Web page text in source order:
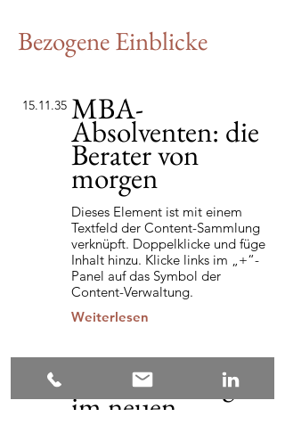
Bezogene Einblicke
15.11.35 MBA-
Absolventen: die
Berater von
morgen
Dieses Element ist mit einem
Textfeld der Content-Sammlung
verknüpft. Doppelklicke und füge
Inhalt hinzu. Klicke links im „+“-
Panel auf das Symbol der
Content-Verwaltung.
Weiterlesen
7.9.35 Globalisierung
im neuen